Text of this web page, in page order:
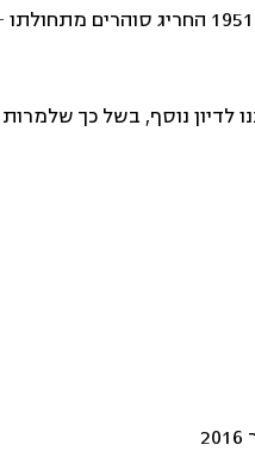
הכלא – אף שחוק שעות עבודה ומנוחה, התשי"א-1951
לדיון נוסף, בשל כך